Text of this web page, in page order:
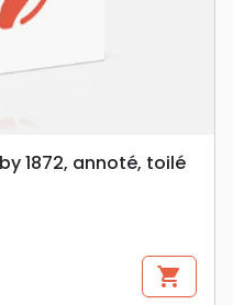
1872, annoté, toilé
shopping_cart